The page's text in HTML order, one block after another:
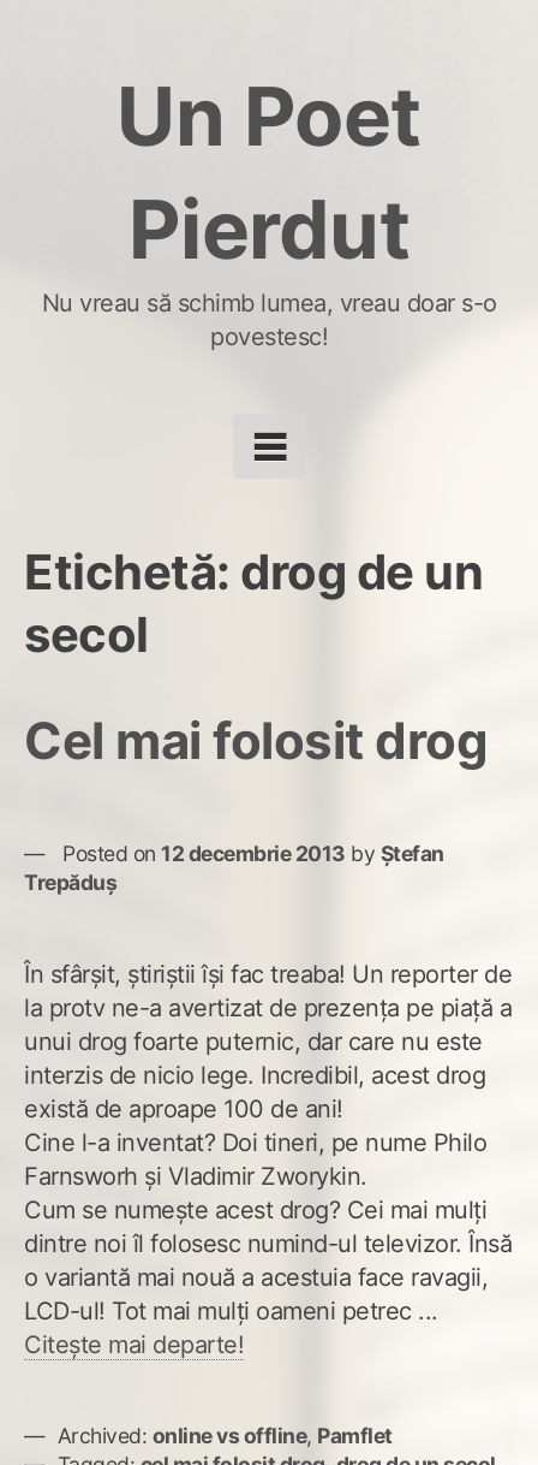
Un Poet
Pierdut
Nu vreau să schimb lumea, vreau doar s-o
povestesc!
Etichetă: drog de un
secol
Cel mai folosit drog
Posted on 12 decembrie 2013 by Ștefan
Trepăduș
În sfârşit, ştiriştii îşi fac treaba! Un reporter de
la protv ne-a avertizat de prezenţa pe piaţă a
unui drog foarte puternic, dar care nu este
interzis de nicio lege. Incredibil, acest drog
există de aproape 100 de ani!
Cine l-a inventat? Doi tineri, pe nume Philo
Farnsworh şi Vladimir Zworykin.
Cum se numeşte acest drog? Cei mai mulţi
dintre noi îl folosesc numind-ul televizor. Însă
o variantă mai nouă a acestuia face ravagii,
LCD-ul! Tot mai mulţi oameni petrec ...
Citește mai departe!
Archived: online vs offline, Pamflet